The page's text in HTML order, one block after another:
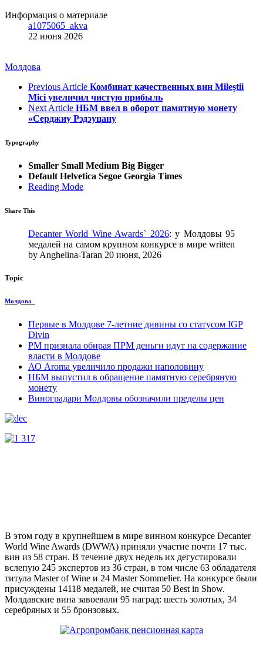
Информация о материале
a1075065_akva
22 июня 2026
Молдова
Previous Article Комбинат качественных вин Mileștii
Mici увеличил чистую прибыль
Next Article НБМ ввел в оборот памятную монету
«Серджиу Рэдэуцану
Typography
Smaller Small Medium Big Bigger
Default Helvetica Segoe Georgia Times
Reading Mode
Share This
Decanter World Wine Awards` 2026: у Молдовы 95
медалей на самом крупном конкурсе в мире written
by Anghelina-Taran 20 июня, 2026
Topic
Молдова
Первые в Молдове 7-летние дивины со статусом IGP
Divin
PM признала обирая ПРМ деньги идут на содержание
власти в Молдове
АО Aroma увеличило продажи наполовину
НБМ выпустил в обращение памятную серебряную
монету
Виноградари Молдовы обозначили пределы цен
В этом году в крупнейшем в мире винном конкурсе Decanter
World Wine Awards (DWWA) приняли участие почти 17 тыс.
вин из 58 стран. В течение двух недель их дегустировали
вслепую 245 экспертов из 36 стран, в том числе 63 обладателя
титула Master of Wine и 24 Master Sommelier. На конкурсе были
присуждены 14118 медалей, не считая 50 Best in Show.
Молдавские вина завоевали 95 наград: шесть золотых, 34
серебряных и 55 бронзовых.